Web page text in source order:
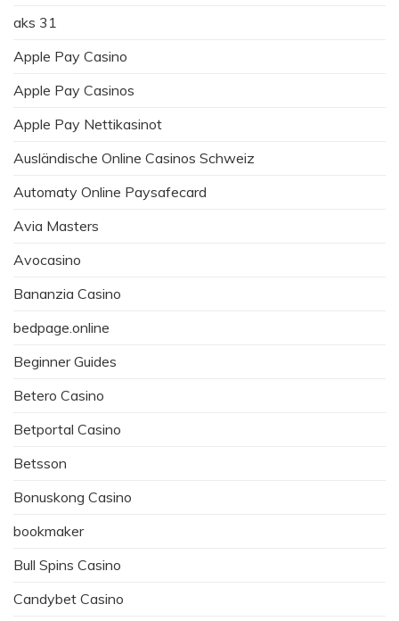
aks 31
Apple Pay Casino
Apple Pay Casinos
Apple Pay Nettikasinot
Ausländische Online Casinos Schweiz
Automaty Online Paysafecard
Avia Masters
Avocasino
Bananzia Casino
bedpage.online
Beginner Guides
Betero Casino
Betportal Casino
Betsson
Bonuskong Casino
bookmaker
Bull Spins Casino
Candybet Casino